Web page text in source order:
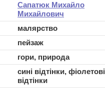
Сапатюк Михайло
Михайлович
малярство
пейзаж
гори, природа
сині відтінки, фіолетові
відтінки